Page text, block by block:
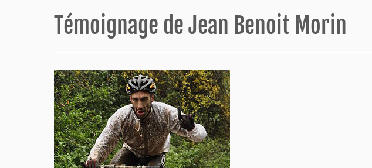
Témoignage de Jean Benoit Morin